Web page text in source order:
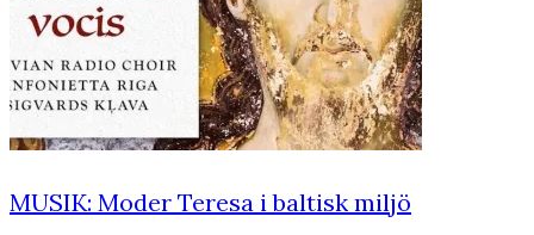
MUSIK: Moder Teresa i baltisk miljö